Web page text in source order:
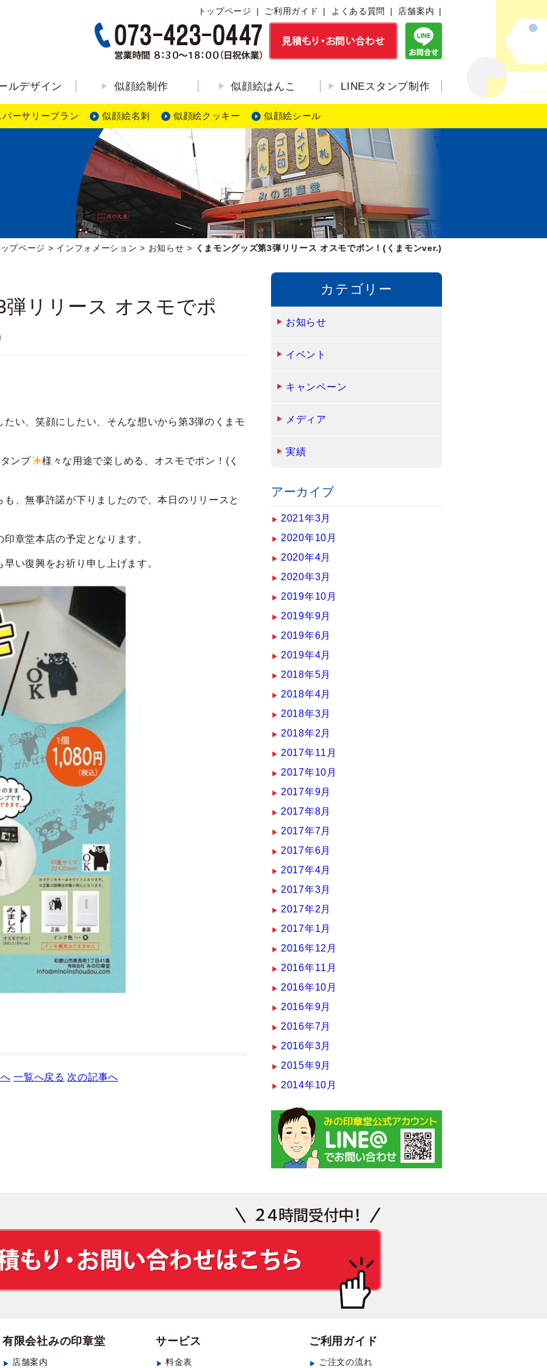
トップページ ご利用ガイド よくある質問 店舗案内
ルデザイン 似顔絵制作 似顔絵はんこ LINEスタンプ制作
ーサリープラン 似顔絵名刺 似顔絵クッキー 似顔絵シール
プページ > インフォメーション > お知らせ > くまモングッズ第3弾リリース オスモでポン！(くまモンver.)
リリース オスモでポ
い、笑顔にしたい、そんな想いから第3弾のくまモ
ンプ 様々な用途で楽しめる、オスモでポン！(く
、無事許諾が下りましたので、本日のリリースと
章堂本店の予定となります。
い復興をお祈り申し上げます。
一覧へ戻る 次の記事へ
カテゴリー
お知らせ
イベント
キャンペーン
メディア
実績
アーカイブ
2021年3月
2020年10月
2020年4月
2020年3月
2019年10月
2019年9月
2019年6月
2019年4月
2018年5月
2018年4月
2018年3月
2018年2月
2017年11月
2017年10月
2017年9月
2017年8月
2017年7月
2017年6月
2017年4月
2017年3月
2017年2月
2017年1月
2016年12月
2016年11月
2016年10月
2016年9月
2016年7月
2016年3月
2015年9月
2014年10月
有限会社みの印章堂
店舗案内
サービス
料金表
ご利用ガイド
ご注文の流れ